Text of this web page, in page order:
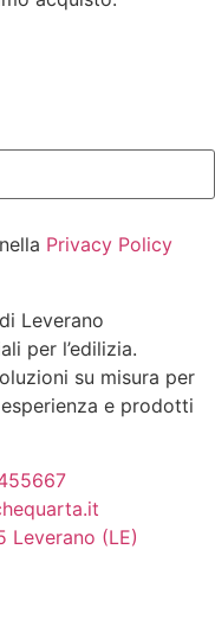
Privacy Policy
Leverano
per l’edilizia.
su misura per
e prodotti
Leverano (LE)